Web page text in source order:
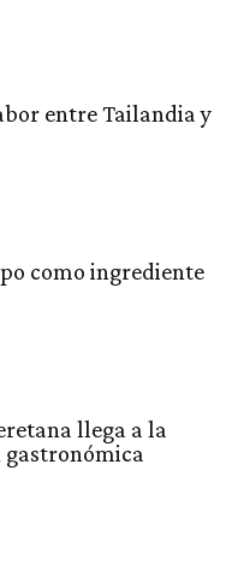
entre Tailandia y
como ingrediente
llega a la
gastronómica